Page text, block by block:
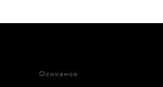
Основное